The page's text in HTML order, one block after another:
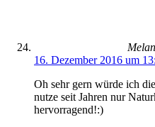
16. Dezember 2016 um
Oh sehr gern würde ich
nutze seit Jahren nur
hervorragend!:)